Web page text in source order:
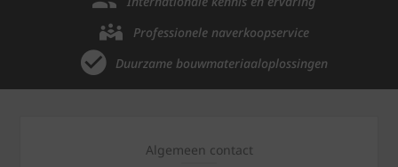
Professionele naverkoopservice
Duurzame bouwmateriaaloplossingen
Algemeen contact